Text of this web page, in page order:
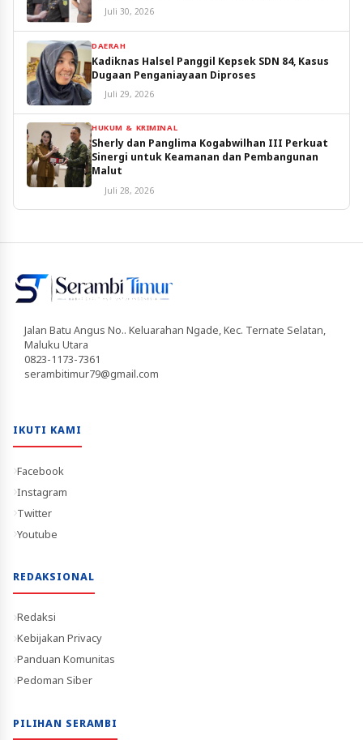
Juli 30, 2026
DAERAH
Kadiknas Halsel Panggil Kepsek SDN 84, Kasus
Dugaan Penganiayaan Diproses
Juli 29, 2026
HUKUM & KRIMINAL
Sherly dan Panglima Kogabwilhan III Perkuat
Sinergi untuk Keamanan dan Pembangunan
Malut
Juli 28, 2026
Jalan Batu Angus No.. Keluarahan Ngade, Kec. Ternate Selatan,
Maluku Utara
0823-1173-7361
serambitimur79@gmail.com
IKUTI KAMI
Facebook
Instagram
Twitter
Youtube
REDAKSIONAL
Redaksi
Kebijakan Privacy
Panduan Komunitas
Pedoman Siber
PILIHAN SERAMBI